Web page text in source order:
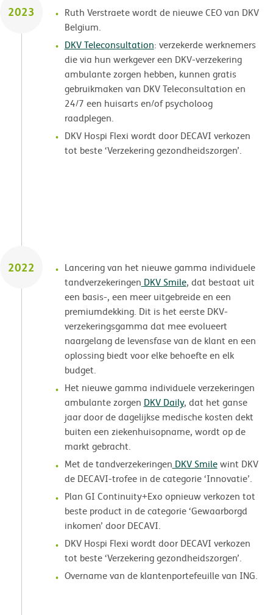
2023
Ruth Verstraete wordt de nieuwe CEO van DKV
Belgium.
DKV Teleconsultation: verzekerde werknemers
die via hun werkgever een DKV-verzekering
ambulante zorgen hebben, kunnen gratis
gebruikmaken van DKV Teleconsultation en
24/7 een huisarts en/of psycholoog
raadplegen.
DKV Hospi Flexi wordt door DECAVI verkozen
tot beste ‘Verzekering gezondheidszorgen’.
2022
Lancering van het nieuwe gamma individuele
tandverzekeringen DKV Smile, dat bestaat uit
een basis-, een meer uitgebreide en een
premiumdekking. Dit is het eerste DKV-
verzekeringsgamma dat mee evolueert
naargelang de levensfase van de klant en een
oplossing biedt voor elke behoefte en elk
budget.
Het nieuwe gamma individuele verzekeringen
ambulante zorgen DKV Daily, dat het ganse
jaar door de dagelijkse medische kosten dekt
buiten een ziekenhuisopname, wordt op de
markt gebracht.
Met de tandverzekeringen DKV Smilewint DKV
de DECAVI-trofee in de categorie ‘Innovatie’.
Plan GI Continuity+Exo opnieuw verkozen tot
beste product in de categorie ‘Gewaarborgd
inkomen’ door DECAVI.
DKV Hospi Flexi wordt door DECAVI verkozen
tot beste ‘Verzekering gezondheidszorgen’.
Overname van de klantenportefeuille van ING.